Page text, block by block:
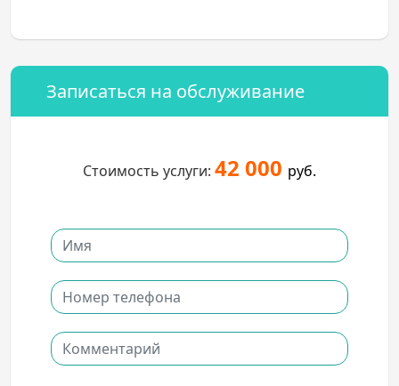
Записаться на обслуживание
Стоимость услуги: 42 000 руб.